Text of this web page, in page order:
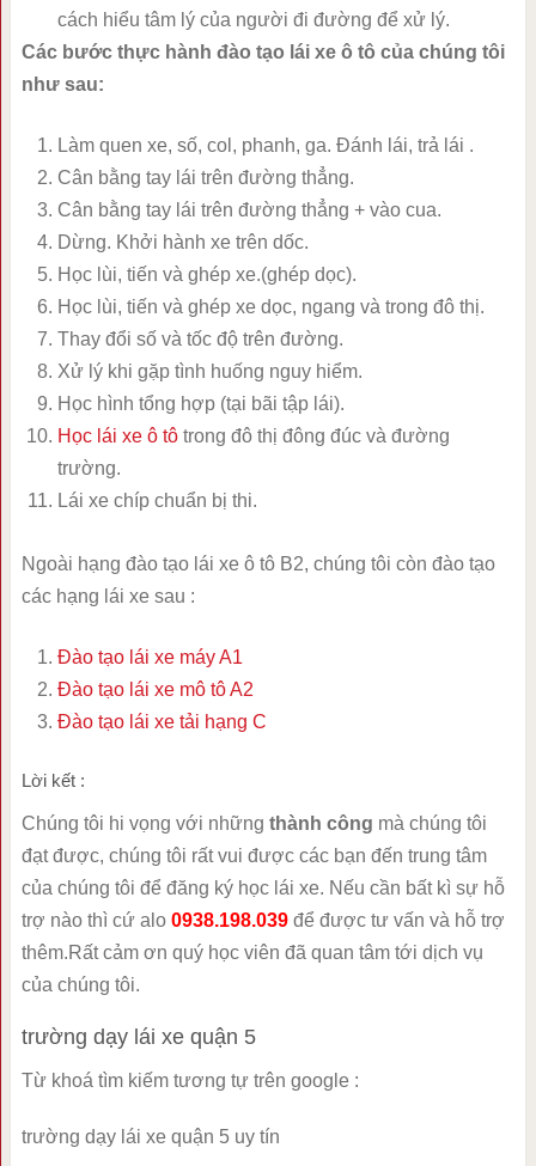
cách hiểu tâm lý của người đi đường để xử lý.
Các bước thực hành đào tạo lái xe ô tô của chúng tôi
như sau:
Làm quen xe, số, col, phanh, ga. Đánh lái, trả lái .
Cân bằng tay lái trên đường thẳng.
Cân bằng tay lái trên đường thẳng + vào cua.
Dừng. Khởi hành xe trên dốc.
Học lùi, tiến và ghép xe.(ghép dọc).
Học lùi, tiến và ghép xe dọc, ngang và trong đô thị.
Thay đổi số và tốc độ trên đường.
Xử lý khi gặp tình huống nguy hiểm.
Học hình tổng hợp (tại bãi tập lái).
Học lái xe ô tôtrong đô thị đông đúc và đường
trường.
Lái xe chíp chuẩn bị thi.
Ngoài hạng đào tạo lái xe ô tô B2, chúng tôi còn đào tạo
các hạng lái xe sau :
Đào tạo lái xe máy A1
Đào tạo lái xe mô tô A2
Đào tạo lái xe tải hạng C
Lời kết :
Chúng tôi hi vọng với những thành công mà chúng tôi
đạt được, chúng tôi rất vui được các bạn đến trung tâm
của chúng tôi để đăng ký học lái xe. Nếu cần bất kì sự hỗ
trợ nào thì cứ alo 0938.198.039để được tư vấn và hỗ trợ
thêm.Rất cảm ơn quý học viên đã quan tâm tới dịch vụ
của chúng tôi.
trường dạy lái xe quận 5
Từ khoá tìm kiếm tương tự trên google :
trường dạy lái xe quận 5 uy tín